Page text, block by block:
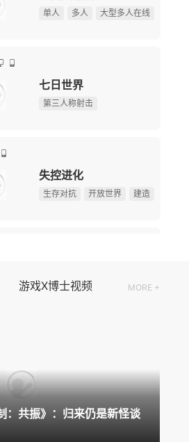
新作细节曝光，粉丝自制魔兽即将上线
女侠”晒沐浴照 网友感叹颜值冻龄
咕游戏展台高颜值游戏角色全捕捉
现场COS精彩回顾，哪一位Cos角色最
】前20人必得《天堂：血统》首测资格
》联动，金山世游展台被玩家“攻陷”
，《街头篮球》热血直上篮筐
如此羞涩！美女这个表情，让人遐想连
姐姐分享：云逛展福利这不就来了
遗忘之海
大道仙途
不思议迷宫
奥比岛：梦想国度
模拟经营 休闲益智
游戏X博士视频 MORE +
：共振》：归来仍是新怪谈